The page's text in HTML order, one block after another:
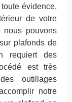
évidence,
de votre
nous pouvons
plafonds de
requiert des
est très
outillages
notre